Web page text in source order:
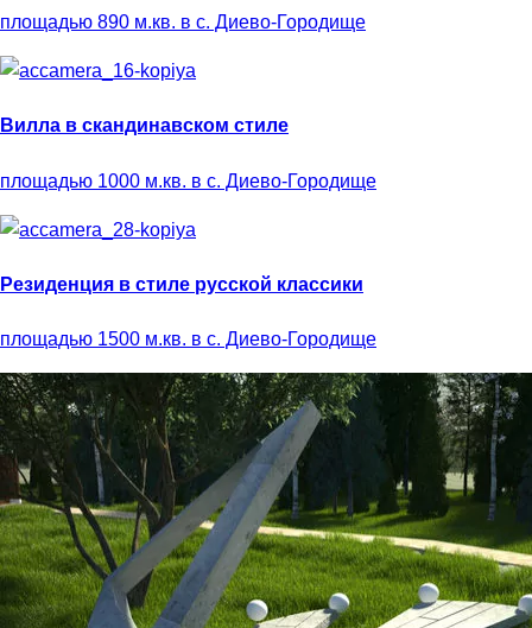
площадью 890 м.кв. в с. Диево-Городище
Вилла в скандинавском стиле
площадью 1000 м.кв. в с. Диево-Городище
Резиденция в стиле русской классики
площадью 1500 м.кв. в с. Диево-Городище